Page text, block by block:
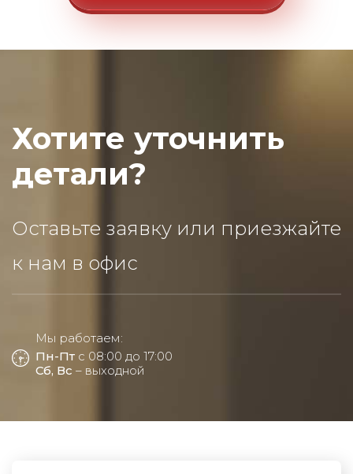
Хотите уточнить
детали?
Оставьте заявку или приезжайте
к нам в офис
Мы работаем:
Пн-Пт с 08:00 до 17:00
Сб, Вс – выходной